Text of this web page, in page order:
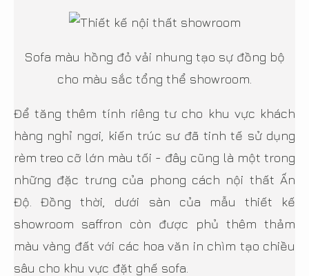
Sofa màu hồng đỏ vải nhung tạo sự đồng bộ
cho màu sắc tổng thể showroom.
Để tăng thêm tính riêng tư cho khu vực khách
hàng nghỉ ngơi, kiến trúc sư đã tinh tế sử dụng
rèm treo cỡ lớn màu tối - đây cũng là một trong
những đặc trưng của phong cách nội thất Ấn
Độ. Đồng thời, dưới sàn của mẫu thiết kế
showroom saffron còn được phủ thêm thảm
màu vàng đất với các hoa văn in chìm tạo chiều
sâu cho khu vực đặt ghế sofa.